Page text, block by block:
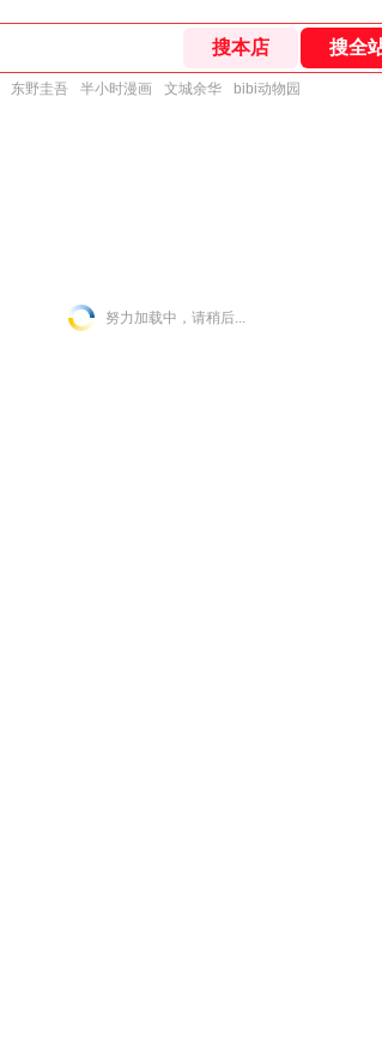
东野圭吾 半小时漫画 文城余华 bibi动物园
努力加载中，请稍后...